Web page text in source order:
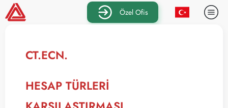
Özel Ofis
CT.ECN.
HESAP TÜRLERI